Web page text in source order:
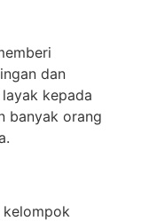
dan
kepada
banyak orang
kelompok